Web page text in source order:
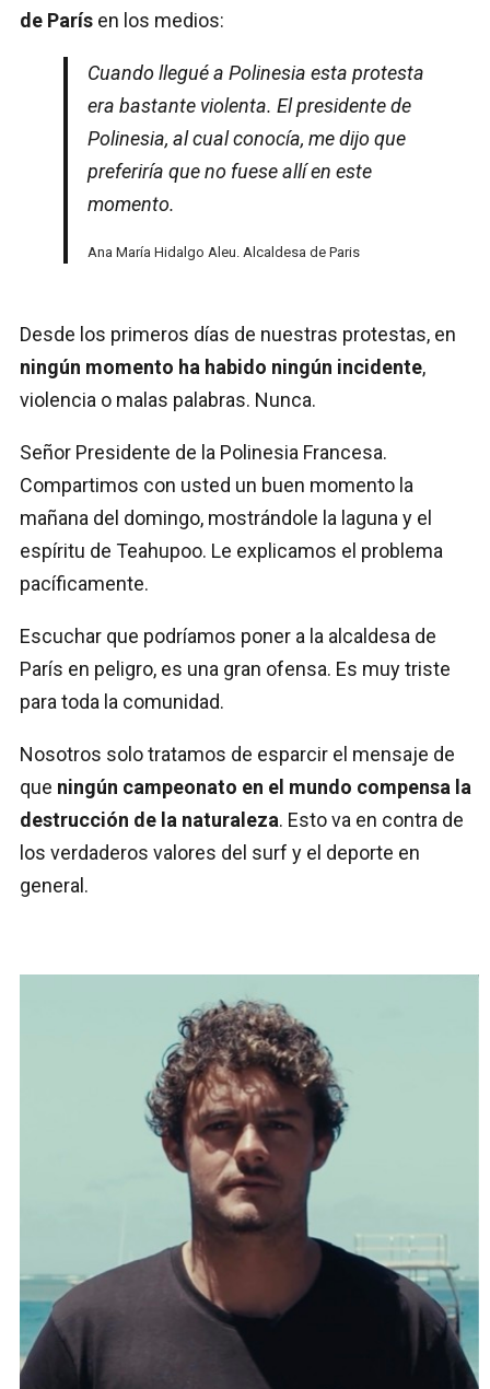
de París en los medios:
Cuando llegué a Polinesia esta protesta
era bastante violenta. El presidente de
Polinesia, al cual conocía, me dijo que
preferiría que no fuese allí en este
momento.
Ana María Hidalgo Aleu. Alcaldesa de Paris
Desde los primeros días de nuestras protestas, en
ningún momento ha habido ningún incidente,
violencia o malas palabras. Nunca.
Señor Presidente de la Polinesia Francesa.
Compartimos con usted un buen momento la
mañana del domingo, mostrándole la laguna y el
espíritu de Teahupoo. Le explicamos el problema
pacíficamente.
Escuchar que podríamos poner a la alcaldesa de
París en peligro, es una gran ofensa. Es muy triste
para toda la comunidad.
Nosotros solo tratamos de esparcir el mensaje de
que ningún campeonato en el mundo compensa la
destrucción de la naturaleza. Esto va en contra de
los verdaderos valores del surf y el deporte en
general.